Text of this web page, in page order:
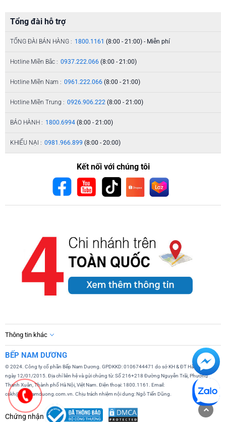
Tổng đài hỗ trợ
TỔNG ĐÀI BÁN HÀNG : 1800.1161 (8:00 - 21:00) - Miễn phí
Hotline Miền Bắc : 0937.222.066 (8:00 - 21:00)
Hotline Miền Nam : 0961.222.066 (8:00 - 21:00)
Hotline Miền Trung : 0926.906.222 (8:00 - 21:00)
BẢO HÀNH : 1800.6994 (8:00 - 21:00)
KHIẾU NẠI : 0981.966.899 (8:00 - 20:00)
Kết nối với chúng tôi
Thông tin khác
BẾP NAM DƯƠNG
© 2024. Công ty cổ phần Bếp Nam Dương. GPDKKD: 0106744471 do sở KH & ĐT Hà Nội cấp
ngày 12/01/2015. Địa chỉ liên hệ và gửi chứng từ: Số 216+218 Đường Nguyễn Trãi, Phường
Thanh Xuân, Thành phố Hà Nội, Việt Nam. Điện thoại: 1800.1161. Email:
cskh@bepnamduong.com.vn. Chịu trách nhiệm nội dung: Ngô Tiến Dũng.
Chứng nhận